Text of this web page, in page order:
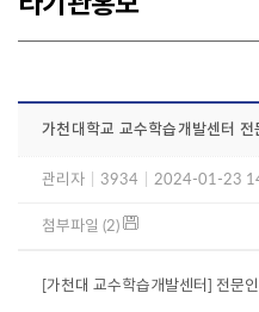
가천대학교 교수학습개발센터
관리자 3934 2024-01-23
첨부파일 (2)
[가천대 교수학습개발센터] 전문